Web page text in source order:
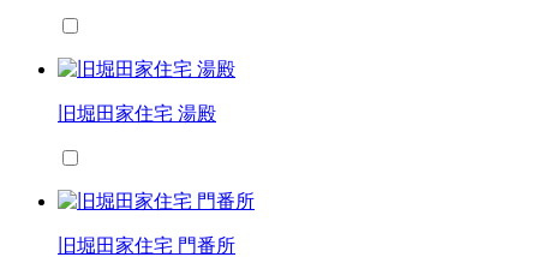
旧堀田家住宅 湯殿
旧堀田家住宅 門番所